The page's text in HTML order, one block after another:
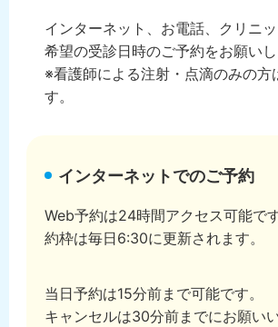
インターネット、お電話、クリニ
希望の受診日時のご予約をお願いし
※看護師による注射・点滴のみの方
す。
インターネットでのご予約
Web予約は24時間アクセス可能で
約枠は毎日6:30に更新されます。
当日予約は15分前まで可能です。
キャンセルは30分前までにお願い